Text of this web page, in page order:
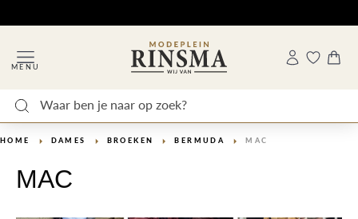
MENU
HOME DAMES BROEKEN BERMUDA MAC
MAC